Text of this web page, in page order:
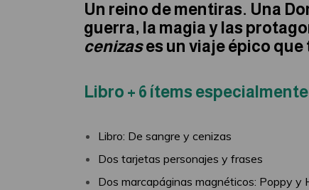
Un reino de mentiras. Una
guerra, la magia y las
cenizases un viaje épico que
Libro + 6 ítems
Libro: De sangre y cenizas
Dos tarjetas personajes y frases
Dos marcapáginas magnéticos: Poppy y